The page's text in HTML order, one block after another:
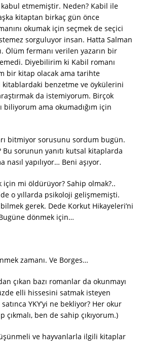
kabul etmemiştir. Neden? Kabil ile
kitaptan birkaç gün önce
okumak için seçmek de seçici
sorguluyor insan. Hatta Salman
Ölüm fermanı verilen yazarın bir
Diyebilirim ki Kabil romanı
bir kitap olacak ama tarihte
kitablardaki benzetme ve öykülerini
da istemiyorum. Birçok
biliyorum ama okumadığım için
bitmiyor sorusunu sordum bugün.
sorunun yanıtı kutsal kitaplarda
nasıl yapılıyor… Beni aşıyor.
mi öldürüyor? Sahip olmak?..
o yıllarda psikoloji gelişmemişti.
gerek. Dede Korkut Hikayeleri’ni
dönmek için…
zamanı. Ve Borges…
çıkan bazı romanlar da okunmayı
elli hissesini satmak isteyen
YKY’yi ne bekliyor? Her okur
çıkmalı, ben de sahip çıkıyorum.)
ve hayvanlarla ilgili kitaplar